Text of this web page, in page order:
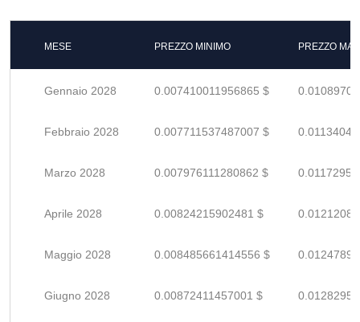
MESE PREZZO MINIMO PREZZO
Gennaio 2028 0.007410011956865 $
Febbraio 2028 0.007711537487007 $
Marzo 2028 0.007976111280862 $
Aprile 2028 0.00824215902481 $
Maggio 2028 0.008485661414556 $
Giugno 2028 0.00872411457001 $